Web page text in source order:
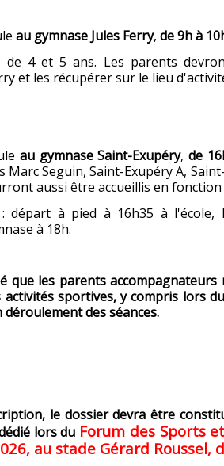
au gymnase Jules Ferry, de 9h à
de 4 et 5 ans. Les parents
et les récupérer sur le lieu
au gymnase Saint-Exupéry, de
Marc Seguin, Saint-Exupéry A,
aussi être accueillis en fonction
: départ à pied à 16h35 à
à 18h.
que les parents
activités sportives, y compris lors
des séances.
le dossier devra être
lors du Forum des Sports
au stade Gérard Roussel,